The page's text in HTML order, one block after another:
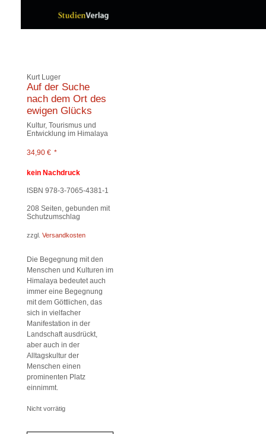
Kurt Luger
Auf der Suche
nach dem Ort des
ewigen Glücks
Kultur, Tourismus und
Entwicklung im Himalaya
34,90 € *
kein Nachdruck
ISBN 978-3-7065-4381-1
208 Seiten, gebunden mit
Schutzumschlag
zzgl. Versandkosten
Die Begegnung mit den
Menschen und Kulturen im
Himalaya bedeutet auch
immer eine Begegnung
mit dem Göttlichen, das
sich in vielfacher
Manifestation in der
Landschaft ausdrückt,
aber auch in der
Alltagskultur der
Menschen einen
prominenten Platz
einnimmt.
Nicht vorrätig